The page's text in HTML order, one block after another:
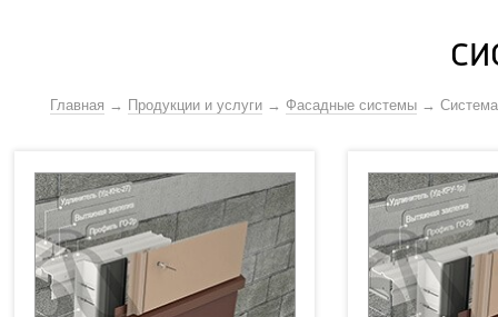
Главная Продукции и услуги Фасадные системы